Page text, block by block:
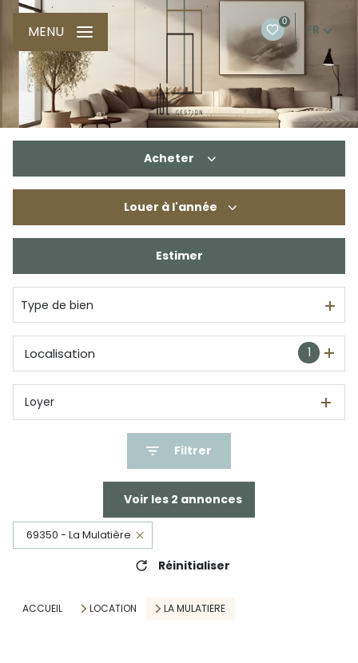
0
FR
MENU
Acheter
De l'immo pro
Louer à l'année
De l'immo pro
Estimer
Type de bien
1
Localisation
Loyer
Filtrer
Voir les 2 annonces
69350 - La Mulatière
Réinitialiser
ACCUEIL LOCATION LA MULATIERE